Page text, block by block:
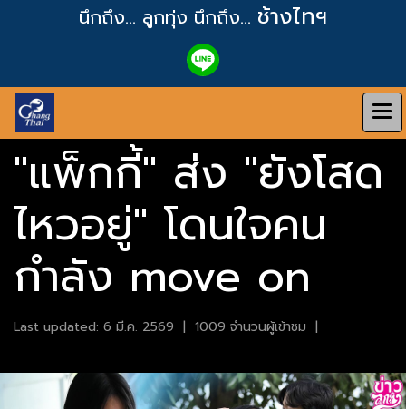
นึกถึง... ลูกทุ่ง นึกถึง... ช้างไทฯ
"แพ็กกี้" ส่ง "ยังโสด
ไหวอยู่" โดนใจคน
กำลัง move on
Last updated: 6 มี.ค. 2569 | 1009 จำนวนผู้เข้าชม |